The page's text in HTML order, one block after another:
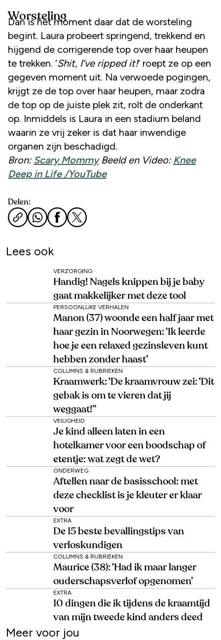
Worsteling
Dan is het moment daar dat de worsteling
begint. Laura probeert springend, trekkend en
hijgend de corrigerende top over haar heupen
te trekken. ‘Shit, I’ve ripped it!‘ roept ze op een
gegeven moment uit. Na verwoede pogingen,
krijgt ze de top over haar heupen, maar zodra
de top op de juiste plek zit, rolt de onderkant
op. Inmiddels is Laura in een stadium beland
waarin ze vrij zeker is dat haar inwendige
organen zijn beschadigd.
Bron: Scary MommyBeeld en Video: Knee
Deep in Life /YouTube
Delen:
Lees ook
VERZORGING
Handig! Nagels knippen bij je baby
gaat makkelijker met deze tool
PERSOONLIJKE VERHALEN
Manon (37) woonde een half jaar met
haar gezin in Noorwegen: ‘Ik leerde
hoe je een relaxed gezinsleven kunt
hebben zonder haast’
COLUMNS & RUBRIEKEN
Kraamwerk: ‘De kraamvrouw zei: ‘Dit
gebak is om te vieren dat jij
weggaat!’’
VEILIGHEID
Je kind alleen laten in een
hotelkamer voor een boodschap of
etentje: wat zegt de wet?
ONDERWEG
Aftellen naar de basisschool: met
deze checklist is je kleuter er klaar
voor
EXTRA
De 15 beste bevallingstips van
verloskundigen
COLUMNS & RUBRIEKEN
Maurice (38): ‘Had ik maar langer
ouderschapsverlof opgenomen’
EXTRA
10 dingen die ik tijdens de kraamtijd
van mijn tweede kind anders deed
Meer voor jou